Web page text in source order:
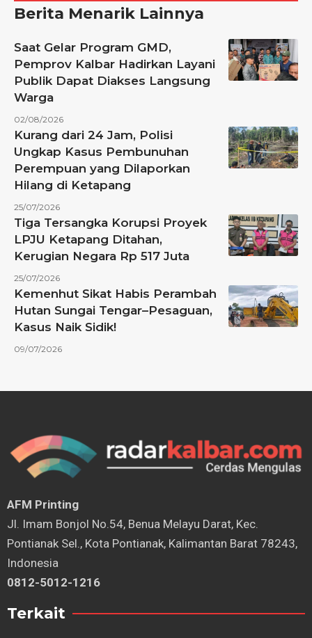
Berita Menarik Lainnya
Saat Gelar Program GMD,
Pemprov Kalbar Hadirkan Layani
Publik Dapat Diakses Langsung
Warga
02/08/2026
Kurang dari 24 Jam, Polisi
Ungkap Kasus Pembunuhan
Perempuan yang Dilaporkan
Hilang di Ketapang
25/07/2026
Tiga Tersangka Korupsi Proyek
LPJU Ketapang Ditahan,
Kerugian Negara Rp 517 Juta
25/07/2026
Kemenhut Sikat Habis Perambah
Hutan Sungai Tengar–Pesaguan,
Kasus Naik Sidik!
09/07/2026
AFM Printing
⁠Jl. Imam Bonjol No.54, Benua Melayu Darat, Kec.
Pontianak Sel., Kota Pontianak, Kalimantan Barat 78243,
Indonesia
0812-5012-1216
Terkait